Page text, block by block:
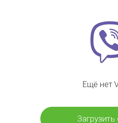
Ещё нет
Загрузить